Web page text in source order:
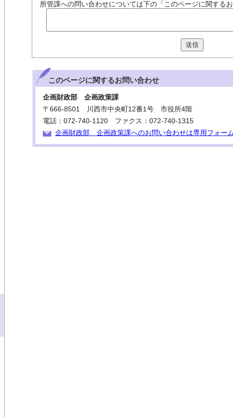
所管課への問い合わせについては下の「このページに関するお
送信
このページに関するお問い合わせ
企画財政部 企画政策課
〒666-8501 川西市中央町12番1号 市役所4階
電話：072-740-1120 ファクス：072-740-1315
企画財政部 企画政策課へのお問い合わせは専用フォーム